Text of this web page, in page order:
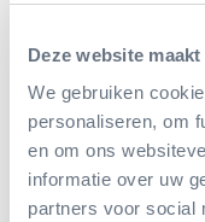
Deze website
We gebruiken
personaliseren, om
en om ons
informatie over uw
partners voor social
vrijdag en zaterdag
Voordelig
de vakantie